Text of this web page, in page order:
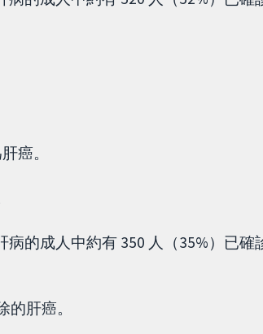
癌。
病的成人中約有 350 人（35%）已
的肝癌。